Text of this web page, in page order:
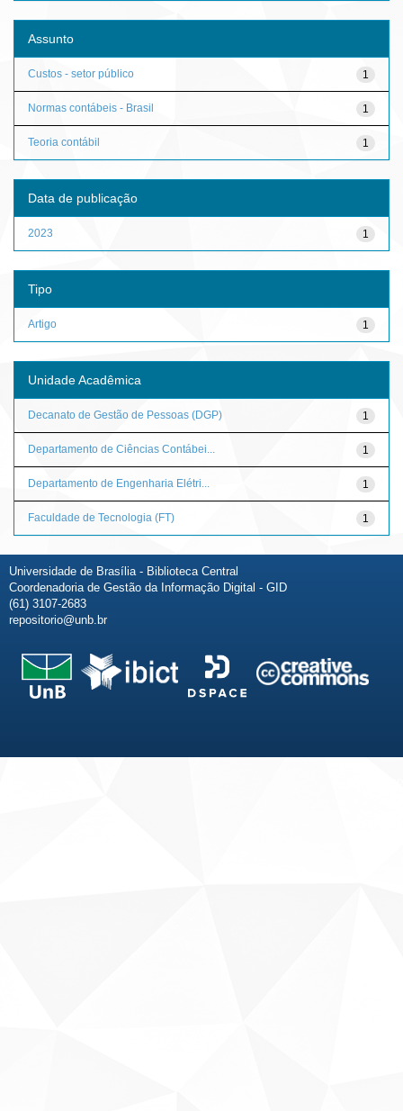
Assunto
1
Custos - setor público
1
Normas contábeis - Brasil
1
Teoria contábil
Data de publicação
1
2023
Tipo
1
Artigo
Unidade Acadêmica
1
Decanato de Gestão de Pessoas (DGP)
1
Departamento de Ciências Contábei...
1
Departamento de Engenharia Elétri...
1
Faculdade de Tecnologia (FT)
Universidade de Brasília - Biblioteca Central
Coordenadoria de Gestão da Informação Digital - GID
(61) 3107-2683
repositorio@unb.br